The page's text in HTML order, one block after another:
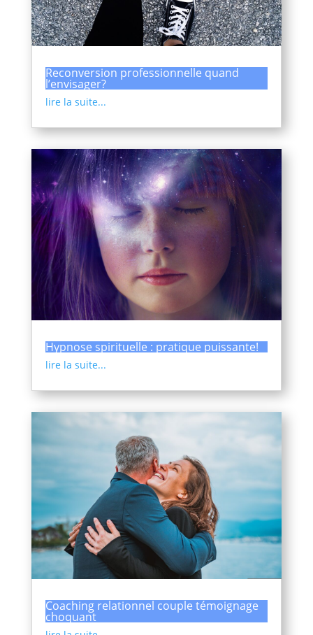
Reconversion professionnelle quand
l’envisager?
lire la suite...
Hypnose spirituelle : pratique puissante!
lire la suite...
Coaching relationnel couple témoignage
choquant